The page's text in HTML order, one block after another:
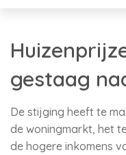
gestaag
De stijging heeft te
de woningmarkt, het
de hogere inkomens